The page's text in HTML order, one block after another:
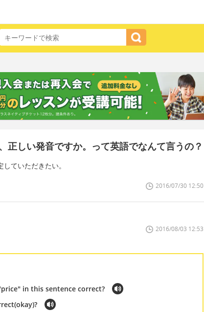
正しい発音ですか。って英語でなんて言うの？
ていただきたい。
2016/07/30 12:50
2016/08/03 12:53
in this sentence correct?